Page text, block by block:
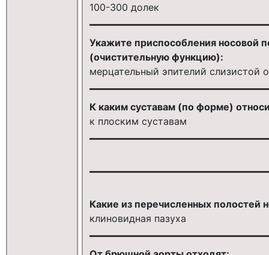
100-300 долек
Укажите приспособления носовой
(очистительную функцию):
мерцательный эпителий слизистой
К каким суставам (по форме)
к плоским суставам
Какие из перечисленных
клиновидная пазуха